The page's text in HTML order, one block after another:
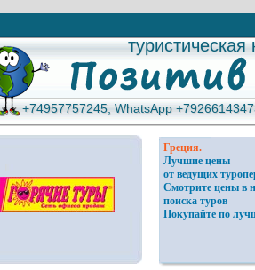
+74957757245, WhatsApp
+74957757245, WhatsApp
Греция.
Лучшие цены
от ведущих
Смотрите цены в
поиска туров
Покупайте по